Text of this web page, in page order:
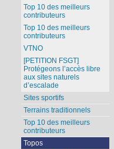
Top 10 des meilleurs
contributeurs
Top 10 des meilleurs
contributeurs
VTNO
[PETITION FSGT]
Protégeons l’accès libre
aux sites naturels
d’escalade
Sites sportifs
Terrains traditionnels
Top 10 des meilleurs
contributeurs
Topos